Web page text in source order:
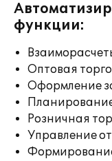
функции:
Оптовая
Оформление
Розничная
Управление